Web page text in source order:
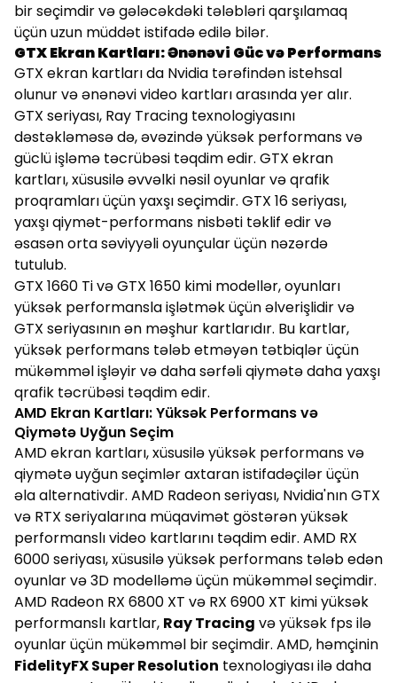
bir seçimdir və gələcəkdəki tələbləri qarşılamaq
üçün uzun müddət istifadə edilə bilər.
GTX Ekran Kartları: Ənənəvi Güc və Performans
GTX ekran kartları da Nvidia tərəfindən istehsal
olunur və ənənəvi video kartları arasında yer alır.
GTX seriyası, Ray Tracing texnologiyasını
dəstəkləməsə də, əvəzində yüksək performans və
güclü işləmə təcrübəsi təqdim edir. GTX ekran
kartları, xüsusilə əvvəlki nəsil oyunlar və qrafik
proqramları üçün yaxşı seçimdir. GTX 16 seriyası,
yaxşı qiymət-performans nisbəti təklif edir və
əsasən orta səviyyəli oyunçular üçün nəzərdə
tutulub.
GTX 1660 Ti və GTX 1650 kimi modellər, oyunları
yüksək performansla işlətmək üçün əlverişlidir və
GTX seriyasının ən məşhur kartlarıdır. Bu kartlar,
yüksək performans tələb etməyən tətbiqlər üçün
mükəmməl işləyir və daha sərfəli qiymətə daha yaxşı
qrafik təcrübəsi təqdim edir.
AMD Ekran Kartları: Yüksək Performans və
Qiymətə Uyğun Seçim
AMD ekran kartları, xüsusilə yüksək performans və
qiymətə uyğun seçimlər axtaran istifadəçilər üçün
əla alternativdir. AMD Radeon seriyası, Nvidia'nın GTX
və RTX seriyalarına müqavimət göstərən yüksək
performanslı video kartlarını təqdim edir. AMD RX
6000 seriyası, xüsusilə yüksək performans tələb edən
oyunlar və 3D modelləmə üçün mükəmməl seçimdir.
AMD Radeon RX 6800 XT və RX 6900 XT kimi yüksək
performanslı kartlar, Ray Tracing və yüksək fps ilə
oyunlar üçün mükəmməl bir seçimdir. AMD, həmçinin
FidelityFX Super Resolution texnologiyası ilə daha